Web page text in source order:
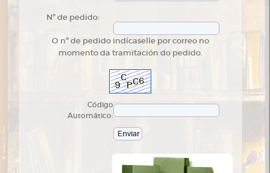
Nº de pedido:
O nº de pedido indícaselle por correo no
momento da tramitación do pedido.
Código
Automático: